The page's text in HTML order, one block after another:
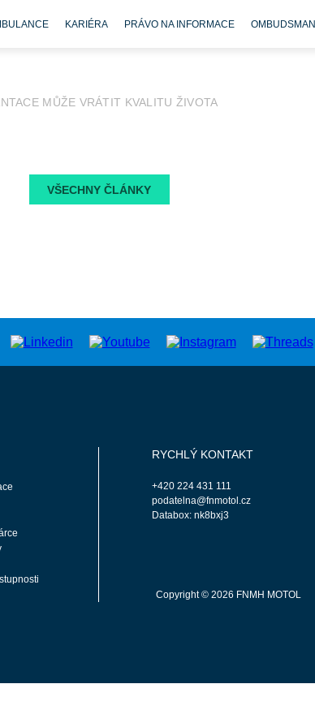
KARIÉRA PRÁVO NA INFORMACE OMBUDSMAN
MŮŽE VRÁTIT KVALITU ŽIVOTA
VŠECHNY ČLÁNKY
RYCHLÝ KONTAKT
+420 224 431 111
podatelna@fnmotol.cz
Databox: nk8bxj3
Copyright © 2026 FNMH MOTOL